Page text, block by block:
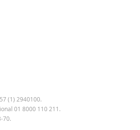
(1) 2940100.
01 8000 110 211.
70.